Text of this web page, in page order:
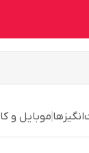
موبایل و